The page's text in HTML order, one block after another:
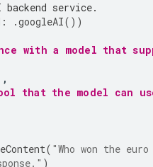
service.
: .googleAI())
with a model that
,
that the model can
( "Who won the euro
)